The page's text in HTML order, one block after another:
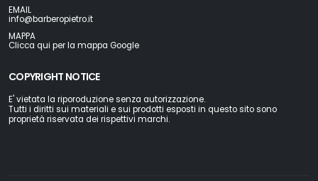
EMAIL
info@barberopietro.it
MAPPA
Clicca qui per la mappa Google
COPYRIGHT NOTICE
E' vietata la riporoduzione senza autorizzazione.
Tutti i diritti sui materiali e sui prodotti esposti in questo sito sono
proprietà riservata dei rispettivi marchi.